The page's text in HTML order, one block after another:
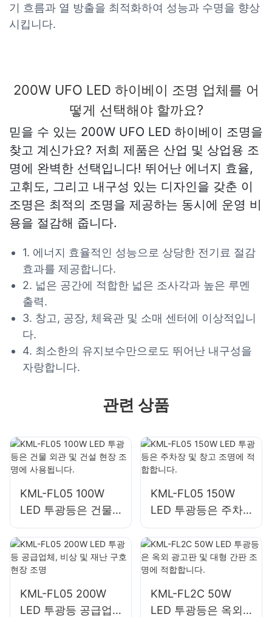
기 흐름과 열 방출을 최적화하여 성능과 수명을 향상
시킵니다.
200W UFO LED 하이베이 조명 업체를 어
떻게 선택해야 할까요?
믿을 수 있는 200W UFO LED 하이베이 조명을
찾고 계신가요? 저희 제품은 산업 및 상업용 조
명에 완벽한 선택입니다! 뛰어난 에너지 효율,
고휘도, 그리고 내구성 있는 디자인을 갖춘 이
조명은 최적의 조명을 제공하는 동시에 운영 비
용을 절감해 줍니다.
1. 에너지 효율적인 성능으로 상당한 전기료 절감
효과를 제공합니다.
2. 넓은 공간에 적합한 넓은 조사각과 높은 루멘
출력.
3. 창고, 공장, 체육관 및 소매 센터에 이상적입니
다.
4. 최소한의 유지보수만으로도 뛰어난 내구성을
자랑합니다.
관련 상품
KML-FL05 100W
LED 투광등은 건물
외관 및 건설 현장 조
명에 사용됩니다.
KML-FL05 150W
LED 투광등은 주차
장 및 창고 조명에 적
합합니다.
KML-FL05 200W
LED 투광등 공급업
KML-FL2C 50W
LED 투광등은 옥외